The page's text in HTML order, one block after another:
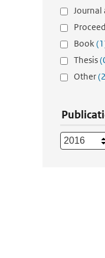
Journal
Book
Thesis
Other